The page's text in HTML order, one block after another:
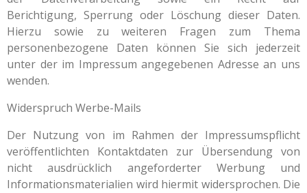
Berichtigung, Sperrung oder Löschung dieser Daten.
Hierzu sowie zu weiteren Fragen zum Thema
personenbezogene Daten können Sie sich jederzeit
unter der im Impressum angegebenen Adresse an uns
wenden.
Widerspruch Werbe-Mails
Der Nutzung von im Rahmen der Impressumspflicht
veröffentlichten Kontaktdaten zur Übersendung von
nicht ausdrücklich angeforderter Werbung und
Informationsmaterialien wird hiermit widersprochen. Die